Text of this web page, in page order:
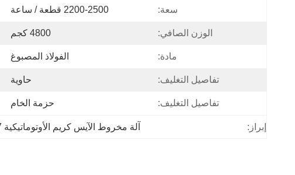
سعة: 2200-2500 قطعة / ساعة
الوزن الصافي: 4800 كجم
مادة: الفولاذ المصبوغ
تفاصيل التغليف: حاوية
تفاصيل التغليف: حزمة الخام
إبراز: آلة مخروط الآيس كريم الأوتوماتيكية 7 كجم / ساعة